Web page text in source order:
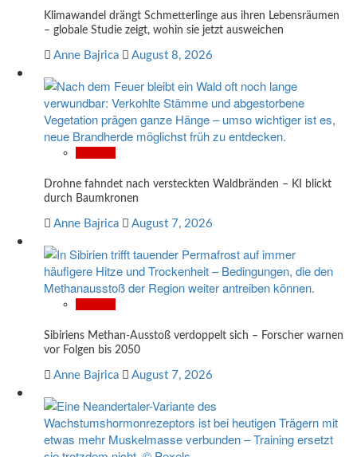
Klimawandel drängt Schmetterlinge aus ihren Lebensräumen
– globale Studie zeigt, wohin sie jetzt ausweichen
Anne Bajrica August 8, 2026
Drohne fahndet nach versteckten Waldbränden – KI blickt
durch Baumkronen
Anne Bajrica August 7, 2026
Sibiriens Methan-Ausstoß verdoppelt sich – Forscher warnen
vor Folgen bis 2050
Anne Bajrica August 7, 2026